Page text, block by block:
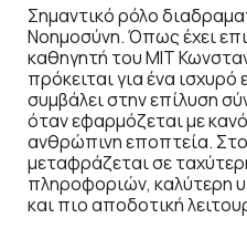
Σημαντικό ρόλο
Νοημοσύνη. Όπως έχει
καθηγητή του MIT
πρόκειται για ένα
συμβάλει στην επίλυση
όταν εφαρμόζεται με
ανθρώπινη εποπτεία.
μεταφράζεται σε
πληροφοριών, καλύτερη
και πιο αποδοτική